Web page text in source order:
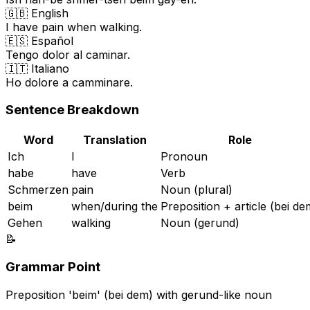
🇬🇧 English
I have pain when walking.
🇪🇸 Español
Tengo dolor al caminar.
🇮🇹 Italiano
Ho dolore a camminare.
Sentence Breakdown
Word Translation
Role
Ich
I
Pronoun
habe
have
Verb
Schmerzen pain
Noun (plural)
beim
when/during the Preposition + article (bei
Gehen
walking
Noun (gerund)
📝
Grammar Point
Preposition 'beim' (bei dem) with gerund-like noun